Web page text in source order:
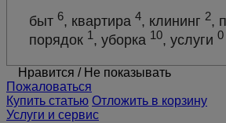
быт6, квартира4, клининг2,
порядок 1, уборка 10, услуги0
Нравится / Не показывать
Пожаловаться
Купить статью Отложить в корзину
Услуги и сервис